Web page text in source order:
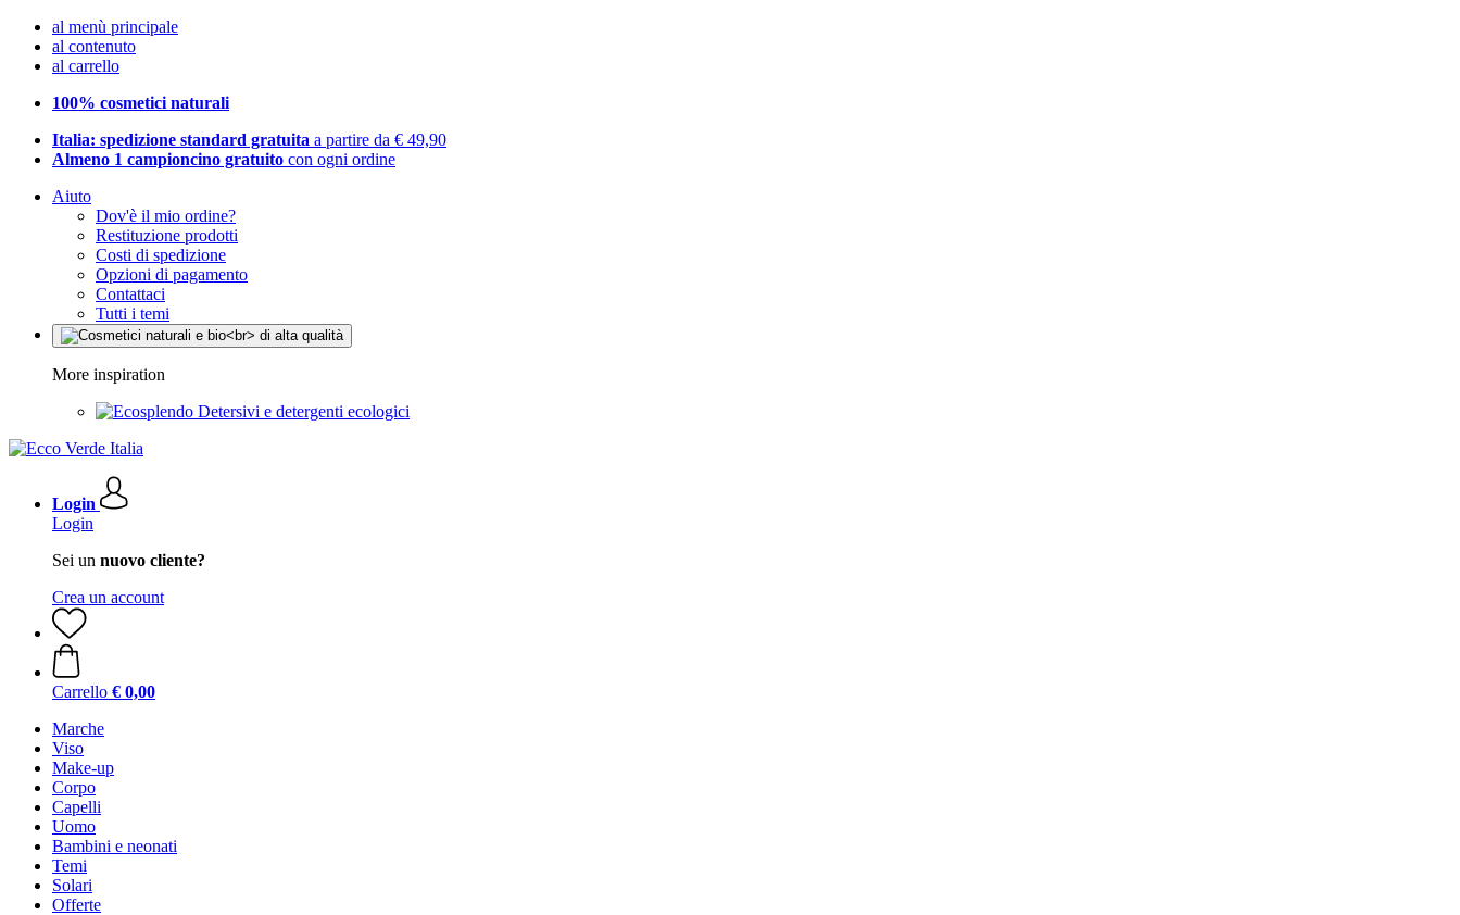
al menù principale
al contenuto
al carrello
100% cosmetici naturali
Italia: spedizione standard gratuita a partire da € 49,90
Almeno 1 campioncino gratuito con ogni ordine
Aiuto
Dov'è il mio ordine?
Restituzione prodotti
Costi di spedizione
Opzioni di pagamento
Contattaci
Tutti i temi
More inspiration
Detersivi e detergenti ecologici
Login
Login
Sei un nuovo cliente?
Crea un account
Carrello € 0,00
Marche
Viso
Make-up
Corpo
Capelli
Uomo
Bambini e neonati
Temi
Solari
Offerte